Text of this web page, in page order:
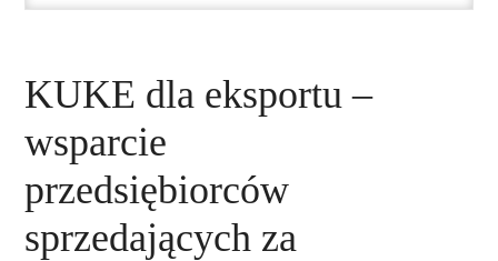
PLAN ROZWOJU EKSPORTU
PROEXIO
KONTAKT
KUKE dla eksportu –
wsparcie
przedsiębiorców
sprzedających za